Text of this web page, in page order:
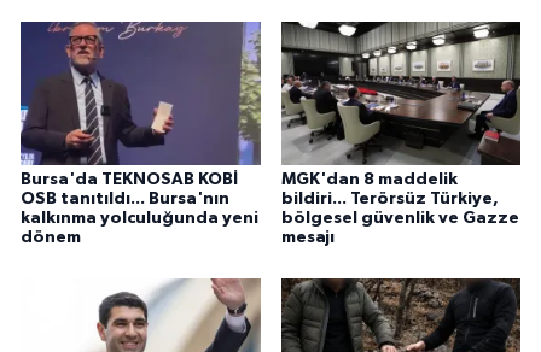
Bursa'da TEKNOSAB KOBİ
OSB tanıtıldı... Bursa'nın
kalkınma yolculuğunda yeni
dönem
MGK'dan 8 maddelik
bildiri... Terörsüz Türkiye,
bölgesel güvenlik ve Gazze
mesajı